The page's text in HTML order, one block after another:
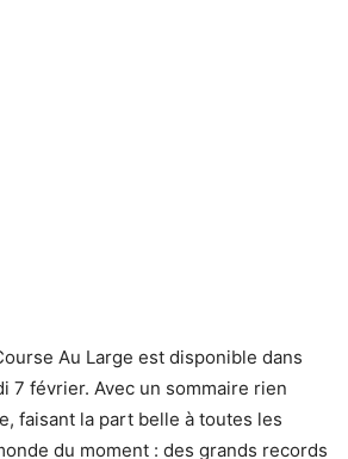
Au Large est disponible dans
7 février. Avec un sommaire rien
faisant la part belle à toutes les
du moment : des grands records